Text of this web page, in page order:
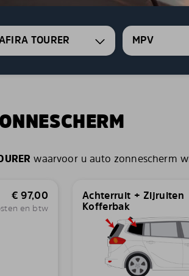
TOURER MPV
waarvoor u auto zonnescherm
€ 97,00
en btw
Achterruit + Zijruiten
Kofferbak